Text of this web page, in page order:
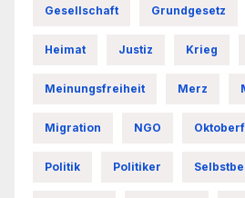
Gesellschaft Grundgesetz
Heimat Justiz Krieg
Meinungsfreiheit Merz
Migration NGO
Politik Politiker